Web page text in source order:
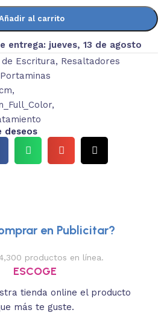
al carrito
entrega: jueves, 13 de agosto
Escritura, Resaltadores
Portaminas
,
,
deseos
en Publicitar?
productos en línea.
ESCOGE
tienda online el producto
más te guste.